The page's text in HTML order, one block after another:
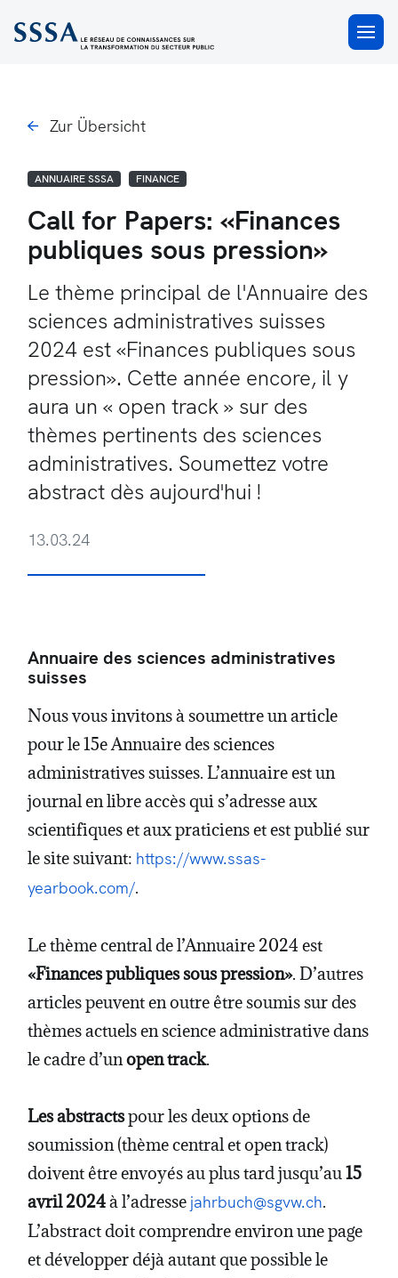
×
Zur Übersicht
ANNUAIRE SSSA FINANCE
Call for Papers: «Finances
publiques sous pression»
Le thème principal de l'Annuaire des
sciences administratives suisses
2024 est «Finances publiques sous
pression». Cette année encore, il y
aura un « open track » sur des
thèmes pertinents des sciences
administratives. Soumettez votre
abstract dès aujourd'hui !
13.03.24
Annuaire des sciences administratives
suisses
Nous vous invitons à soumettre un article
pour le 15e Annuaire des sciences
administratives suisses. L’annuaire est un
journal en libre accès qui s’adresse aux
scientifiques et aux praticiens et est publié sur
le site suivant: https://www.ssas-
yearbook.com/.
Le thème central de l’Annuaire 2024 est
«Finances publiques sous pression». D’autres
articles peuvent en outre être soumis sur des
thèmes actuels en science administrative dans
le cadre d’unopen track.
Les abstractspour les deux options de
soumission (thème central et open track)
doivent être envoyés au plus tard jusqu’au15
avril 2024à l’adresse jahrbuch@sgvw.ch.
L’abstract doit comprendre environ une page
et développer déjà autant que possible le